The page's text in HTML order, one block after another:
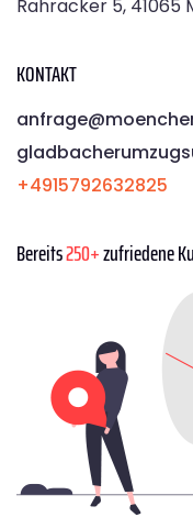
Rahracker 5,
KONTAKT
+4915792632825
Bereits250+zufriedene